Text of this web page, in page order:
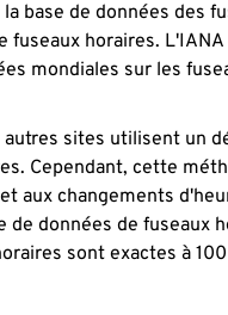
base de données des
fuseaux horaires.
mondiales sur les
autres sites utilisent un
Cependant, cette
aux changements
de données de fuseaux
sont exactes à